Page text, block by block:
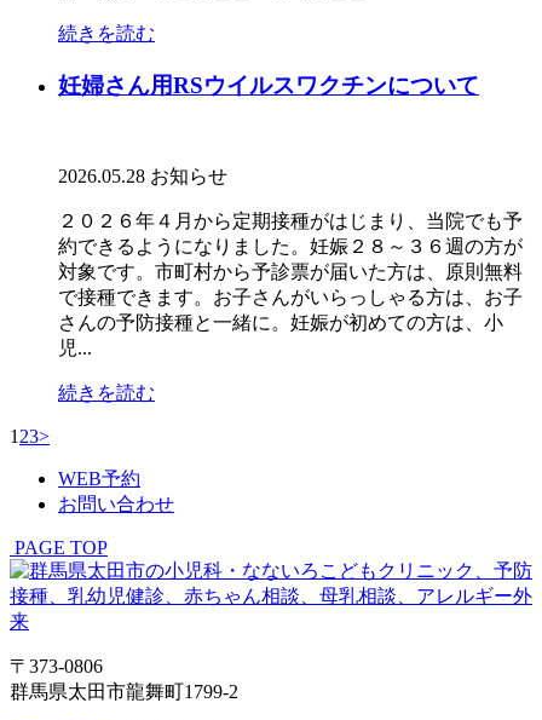
続きを読む
妊婦さん用RSウイルスワクチンについて
2026.05.28 お知らせ
２０２６年４月から定期接種がはじまり、当院でも予
約できるようになりました。妊娠２８～３６週の方が
対象です。市町村から予診票が届いた方は、原則無料
で接種できます。お子さんがいらっしゃる方は、お子
さんの予防接種と一緒に。妊娠が初めての方は、小
児...
続きを読む
1 23>
WEB予約
お問い合わせ
PAGE TOP
〒373-0806
群馬県太田市龍舞町1799-2